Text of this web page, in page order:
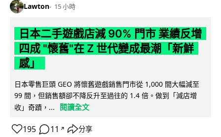
Lawton 15 小時
日本二手遊戲店減 90% 門市 業績反增
四成 "懷舊"在 Z 世代變成最潮「新鮮
感」
日本零售巨頭 GEO 將懷舊遊戲銷售門市從 1,000 間大幅減至
99 間，但銷售額卻不降反升至過往的 1.4 倍。做到「減店增
收」奇蹟，...
閱讀全文
195 11 ↗ 分享